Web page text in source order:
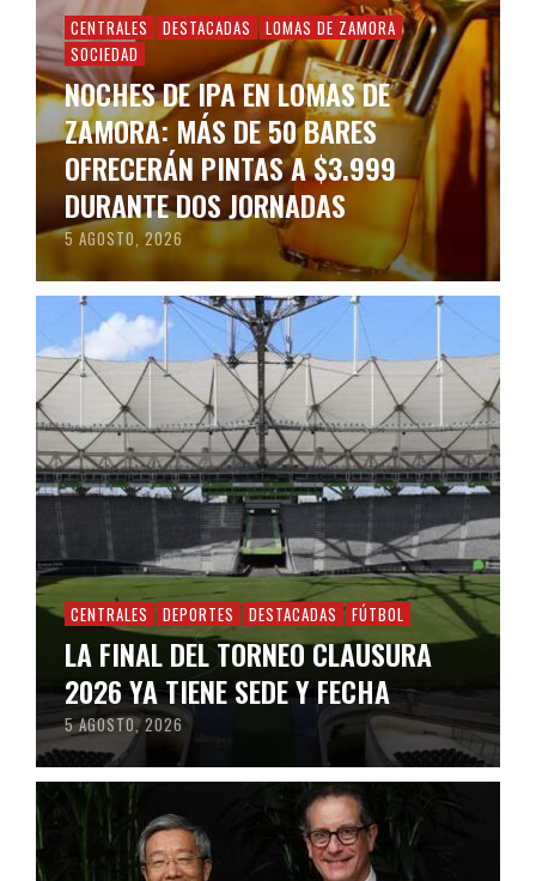
CENTRALES DESTACADAS
LOMAS DE ZAMORA
SOCIEDAD
NOCHES DE IPA EN LOMAS DE
ZAMORA: MÁS DE 50 BARES
OFRECERÁN PINTAS A $3.999
DURANTE DOS JORNADAS
5 AGOSTO, 2026
CENTRALES DEPORTES DESTACADAS FÚTBOL
LA FINAL DEL TORNEO CLAUSURA
2026 YA TIENE SEDE Y FECHA
5 AGOSTO, 2026